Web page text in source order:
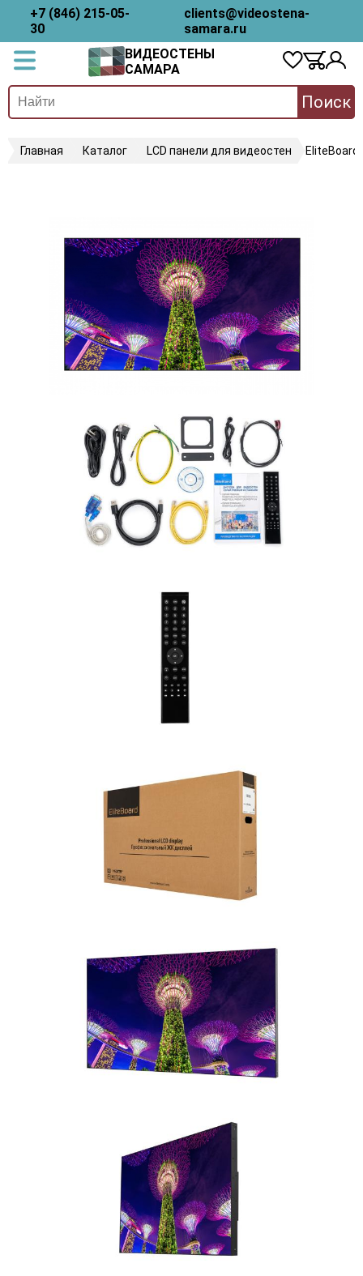
+7 (846) 215-05-
30
clients@videostena-
samara.ru
ВИДЕОСТЕНЫ
САМАРА
Поиск
Главная Каталог LCD панели для видеостен EliteBoard